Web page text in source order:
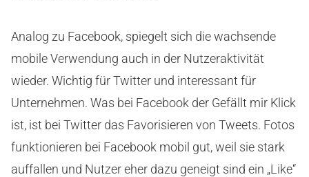
Analog zu Facebook, spiegelt sich die wachsende
mobile Verwendung auch in der Nutzeraktivität
wieder. Wichtig für Twitter und interessant für
Unternehmen. Was bei Facebook der Gefällt mir Klick
ist, ist bei Twitter das Favorisieren von Tweets. Fotos
funktionieren bei Facebook mobil gut, weil sie stark
auffallen und Nutzer eher dazu geneigt sind ein „Like“